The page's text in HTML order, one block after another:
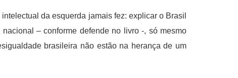
da esquerda jamais fez: explicar o Brasil
– conforme defende no livro -, só mesmo
brasileira não estão na herança de um